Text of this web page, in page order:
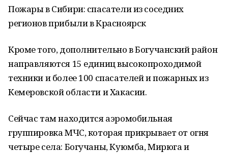
Пожары в Сибири: спасатели из соседних
регионов прибыли в Красноярск
Кроме того, дополнительно в Богучанский район
направляются 15 единиц высокопроходимой
техники и более 100 спасателей и пожарных из
Кемеровской области и Хакасии.
Сейчас там находится аэромобильная
группировка МЧС, которая прикрывает от огня
четыре села: Богучаны, Куюмба, Мирюга и